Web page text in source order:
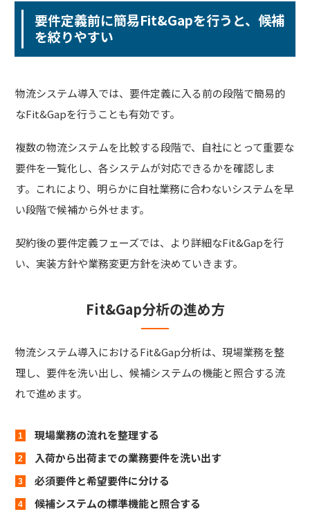
要件定義前に簡易Fit&Gapを行うと、候補
を絞りやすい
物流システム導入では、要件定義に入る前の段階で簡易的
なFit&Gapを行うことも有効です。
複数の物流システムを比較する段階で、自社にとって重要な
要件を一覧化し、各システムが対応できるかを確認しま
す。これにより、明らかに自社業務に合わないシステムを早
い段階で候補から外せます。
契約後の要件定義フェーズでは、より詳細なFit&Gapを行
い、実装方針や業務変更方針を決めていきます。
Fit&Gap分析の進め方
物流システム導入におけるFit&Gap分析は、現場業務を整
理し、要件を洗い出し、候補システムの機能と照合する流
れで進めます。
現場業務の流れを整理する
入荷から出荷までの業務要件を洗い出す
必須要件と希望要件に分ける
候補システムの標準機能と照合する